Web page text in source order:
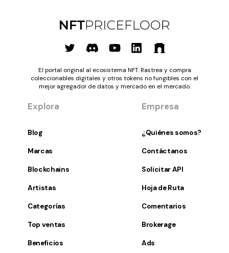
El portal original al ecosistema NFT. Rastrea y compra
coleccionables digitales y otros tokens no fungibles con el
mejor agregador de datos y mercado en el mercado.
Explora
Blog
Marcas
Blockchains
Artistas
Categorías
Top ventas
Beneficios
Empresa
¿Quiénes somos?
Contáctanos
Solicitar API
Hoja de Ruta
Comentarios
Brokerage
Ads